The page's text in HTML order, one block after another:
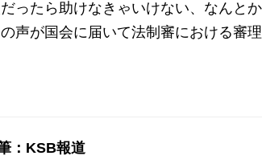
だったら助けなきゃいけない、なんと
声が国会に届いて法制審における審
：KSB報道